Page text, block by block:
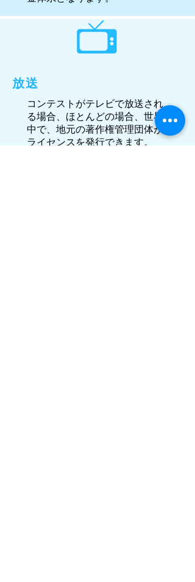
放送
コンテストがテレビで放送され
る場合、ほとんどの場合、世界
中で、地元の著作権管理団体が
ライセンスを発行できます。